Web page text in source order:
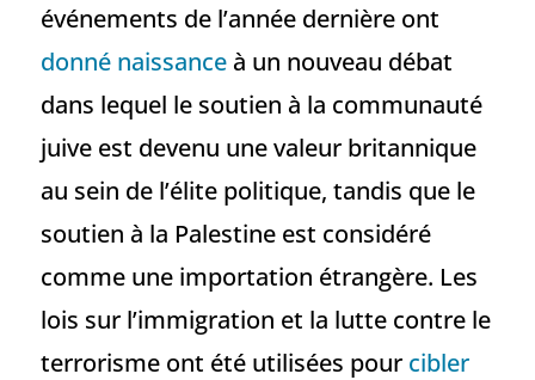
événements de l’année dernière ont
donné naissanceà un nouveau débat
dans lequel le soutien à la communauté
juive est devenu une valeur britannique
au sein de l’élite politique, tandis que le
soutien à la Palestine est considéré
comme une importation étrangère. Les
lois sur l’immigration et la lutte contre le
terrorisme ont été utilisées pour cibler